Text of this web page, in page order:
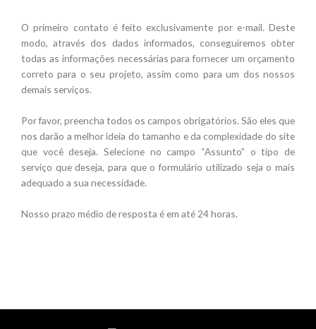
O primeiro contato é feito exclusivamente por e-mail. Deste
modo, através dos dados informados, conseguiremos obter
todas as informações necessárias para fornecer um orçamento
correto para o seu projeto, assim como para um dos nossos
demais serviços.
Por favor, preencha todos os campos obrigatórios. São eles que
nos darão a melhor ideia do tamanho e da complexidade do site
que você deseja. Selecione no campo “Assunto” o tipo de
serviço que deseja, para que o formulário utilizado seja o mais
adequado a sua necessidade.
Nosso prazo médio de resposta é em até 24 horas.